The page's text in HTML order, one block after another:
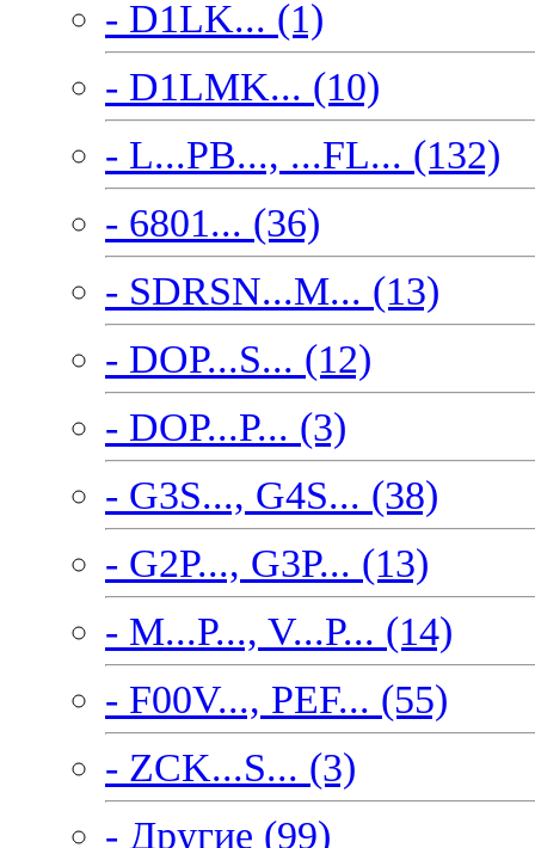
- D1LK... (1)
- D1LMK... (10)
- L...PB..., ...FL... (132)
- 6801... (36)
- SDRSN...M... (13)
- DOP...S... (12)
- DOP...P... (3)
- G3S..., G4S... (38)
- G2P..., G3P... (13)
- M...P..., V...P... (14)
- F00V..., PEF... (55)
- ZCK...S... (3)
- Другие (99)